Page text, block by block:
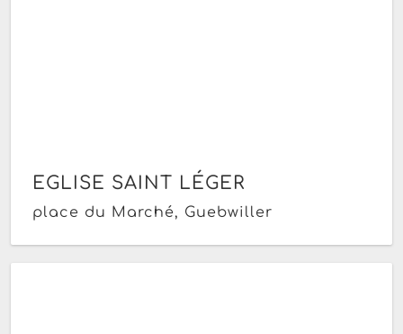
EGLISE SAINT LÉGER
place du Marché, Guebwiller